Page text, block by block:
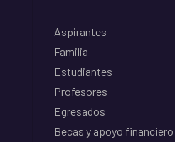
Aspirantes
Familia
Estudiantes
Profesores
Egresados
Becas y apoyo financiero